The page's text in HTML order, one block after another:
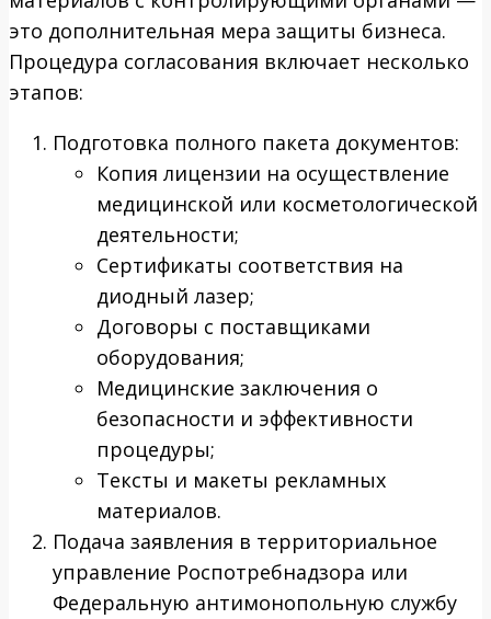
это дополнительная мера защиты бизнеса.
Процедура согласования включает несколько
этапов:
Подготовка полного пакета документов:
Копия лицензии на осуществление
медицинской или косметологической
деятельности;
Сертификаты соответствия на
диодный лазер;
Договоры с поставщиками
оборудования;
Медицинские заключения о
безопасности и эффективности
процедуры;
Тексты и макеты рекламных
материалов.
Подача заявления в территориальное
управление Роспотребнадзора или
Федеральную антимонопольную службу